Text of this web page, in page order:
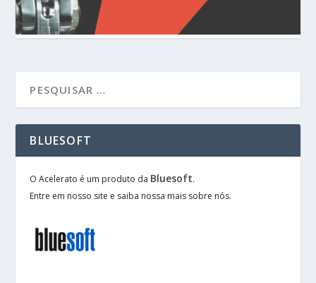
BLUESOFT
O Acelerato é um produto da Bluesoft.
Entre em nosso site e saiba nossa mais sobre nós.